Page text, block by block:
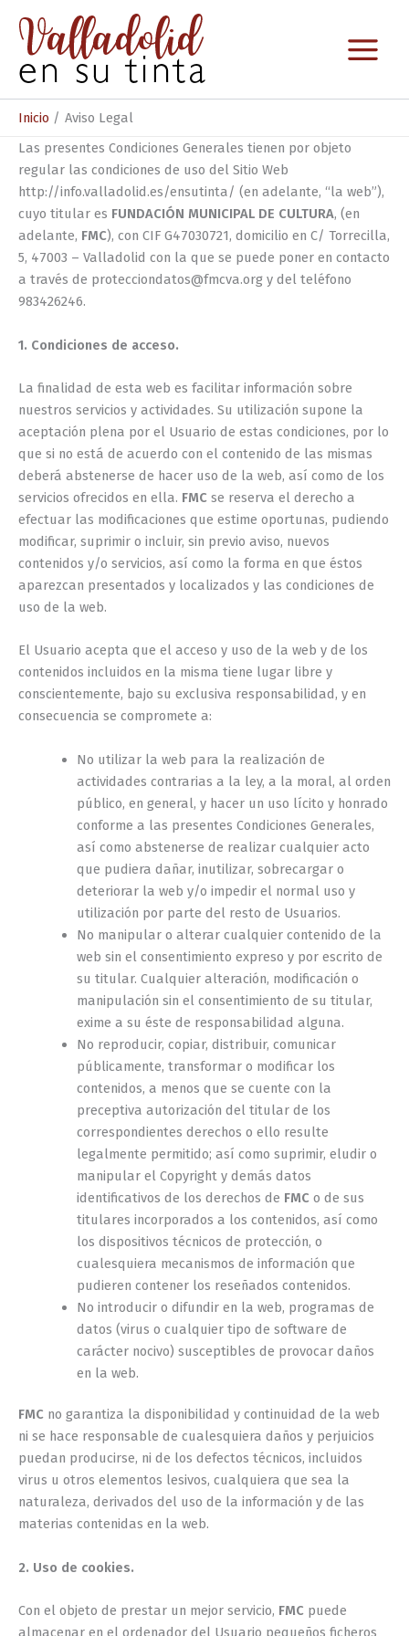
contenido
Inicio
Aviso Legal
Las presentes Condiciones Generales tienen por objeto
regular las condiciones de uso del Sitio Web
http://info.valladolid.es/ensutinta/ (en adelante, “la web”),
cuyo titular es FUNDACIÓN MUNICIPAL DE CULTURA, (en
adelante, FMC), con CIF G47030721, domicilio en C/ Torrecilla,
5, 47003 – Valladolid con la que se puede poner en contacto
a través de protecciondatos@fmcva.org y del teléfono
983426246.
1. Condiciones de acceso.
La finalidad de esta web es facilitar información sobre
nuestros servicios y actividades. Su utilización supone la
aceptación plena por el Usuario de estas condiciones, por lo
que si no está de acuerdo con el contenido de las mismas
deberá abstenerse de hacer uso de la web, así como de los
servicios ofrecidos en ella. FMC se reserva el derecho a
efectuar las modificaciones que estime oportunas, pudiendo
modificar, suprimir o incluir, sin previo aviso, nuevos
contenidos y/o servicios, así como la forma en que éstos
aparezcan presentados y localizados y las condiciones de
uso de la web.
El Usuario acepta que el acceso y uso de la web y de los
contenidos incluidos en la misma tiene lugar libre y
conscientemente, bajo su exclusiva responsabilidad, y en
consecuencia se compromete a:
No utilizar la web para la realización de
actividades contrarias a la ley, a la moral, al orden
público, en general, y hacer un uso lícito y honrado
conforme a las presentes Condiciones Generales,
así como abstenerse de realizar cualquier acto
que pudiera dañar, inutilizar, sobrecargar o
deteriorar la web y/o impedir el normal uso y
utilización por parte del resto de Usuarios.
No manipular o alterar cualquier contenido de la
web sin el consentimiento expreso y por escrito de
su titular. Cualquier alteración, modificación o
manipulación sin el consentimiento de su titular,
exime a su éste de responsabilidad alguna.
No reproducir, copiar, distribuir, comunicar
públicamente, transformar o modificar los
contenidos, a menos que se cuente con la
preceptiva autorización del titular de los
correspondientes derechos o ello resulte
legalmente permitido; así como suprimir, eludir o
manipular el Copyright y demás datos
identificativos de los derechos de FMCo de sus
titulares incorporados a los contenidos, así como
los dispositivos técnicos de protección, o
cualesquiera mecanismos de información que
pudieren contener los reseñados contenidos.
No introducir o difundir en la web, programas de
datos (virus o cualquier tipo de software de
carácter nocivo) susceptibles de provocar daños
en la web.
FMC no garantiza la disponibilidad y continuidad de la web
ni se hace responsable de cualesquiera daños y perjuicios
puedan producirse, ni de los defectos técnicos, incluidos
virus u otros elementos lesivos, cualquiera que sea la
naturaleza, derivados del uso de la información y de las
materias contenidas en la web.
2. Uso de cookies.
Con el objeto de prestar un mejor servicio, FMC puede
almacenar en el ordenador del Usuario pequeños ficheros